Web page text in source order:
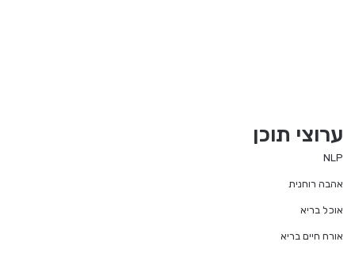
ערוצי תוכן
NLP
אהבה רוחנית
אוכל בריא
אורח חיים בריא